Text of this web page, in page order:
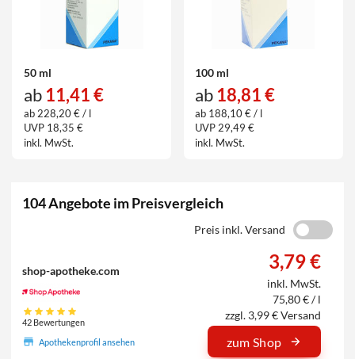
50 ml
ab 11,41 €
ab 228,20 € / l
UVP 18,35 €
inkl. MwSt.
100 ml
ab 18,81 €
ab 188,10 € / l
UVP 29,49 €
inkl. MwSt.
104 Angebote im Preisvergleich
Preis inkl. Versand
shop-apotheke.com
42 Bewertungen
Apothekenprofil ansehen
3,79 €
inkl. MwSt.
75,80 € / l
zzgl. 3,99 € Versand
zum Shop